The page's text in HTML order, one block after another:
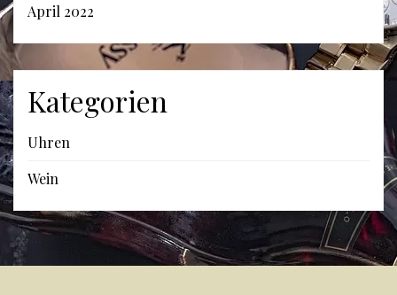
April 2022
Kategorien
Uhren
Wein